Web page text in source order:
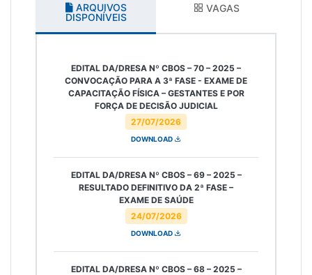
ARQUIVOS
DISPONÍVEIS
VAGAS
27/07/2026
EDITAL DA/DRESA Nº CBOS – 70 – 2025 –
CONVOCAÇÃO PARA A 3ª FASE - EXAME DE
CAPACITAÇÃO FÍSICA – GESTANTES E POR
FORÇA DE DECISÃO JUDICIAL
DOWNLOAD
24/07/2026
EDITAL DA/DRESA Nº CBOS – 69 – 2025 –
RESULTADO DEFINITIVO DA 2ª FASE –
EXAME DE SAÚDE
DOWNLOAD
EDITAL DA/DRESA Nº CBOS – 68 – 2025 –